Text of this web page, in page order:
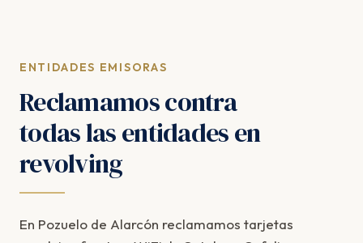
ENTIDADES EMISORAS
Reclamamos contra
todas las entidades en
revolving
En Pozuelo de Alarcón reclamamos tarjetas